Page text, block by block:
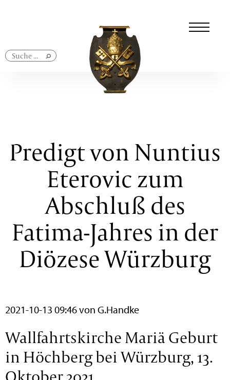
Predigt von Nuntius
Eterovic zum
Abschluß des
Fatima-Jahres in der
Diözese Würzburg
2021-10-13 09:46von G.Handke
Wallfahrtskirche Mariä Geburt
in Höchberg bei Würzburg, 13.